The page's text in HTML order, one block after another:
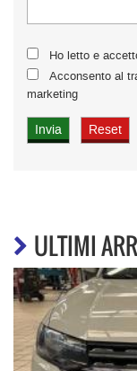
Ho letto e
Acconsento al
marketing
ULTIMI